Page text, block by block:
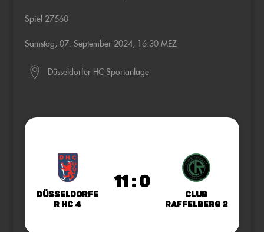
Spiel 27560
Samstag, 07. September 2024, 16:30 MEZ
Düsseldorfer HC Sportanlage
Düsseldorfe
r HC 4
11 : 0
Club
Raffelberg 2